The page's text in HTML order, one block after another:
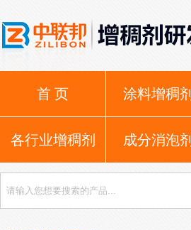
首 页 涂料增稠剂
各行业增稠剂 成分消泡剂